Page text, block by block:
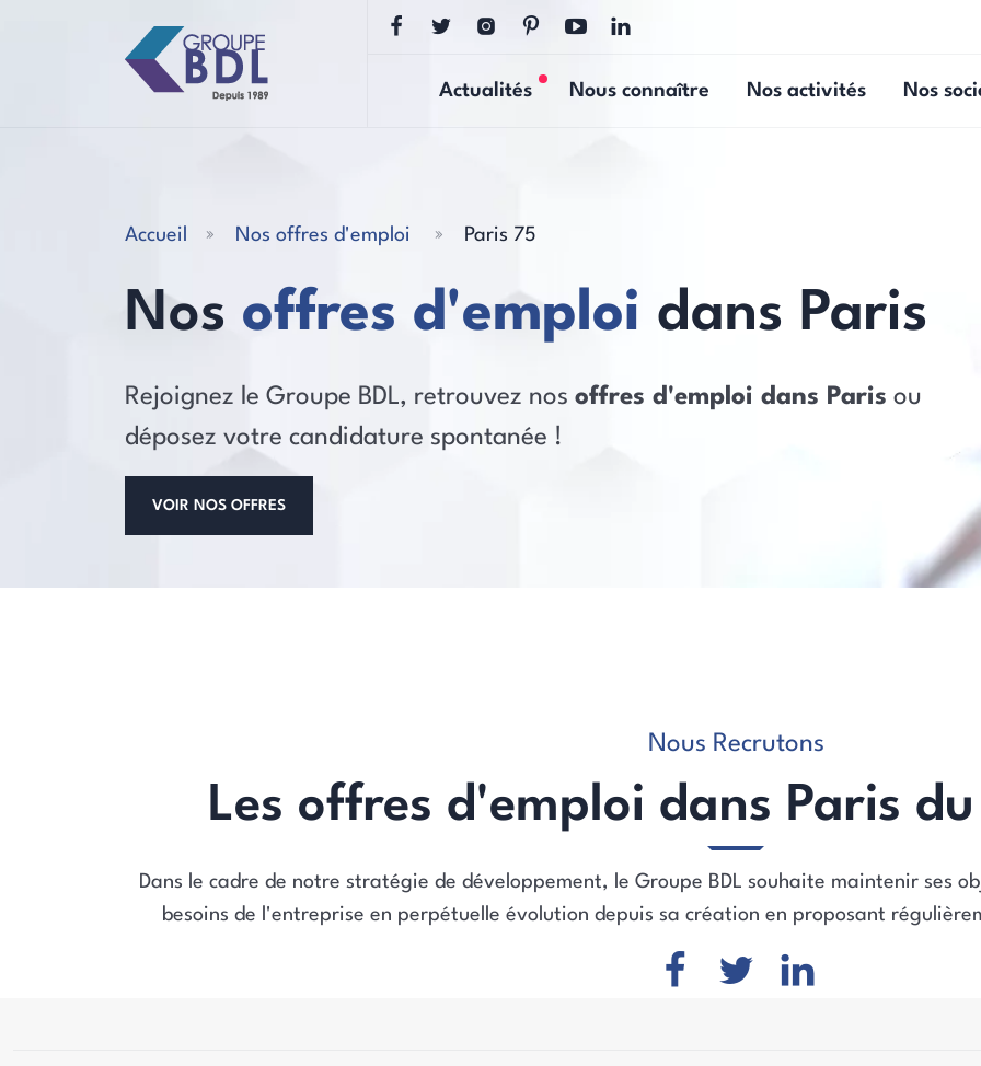
Actualités Nouvelles actualités
Nous connaître Nos activités Nos
Accueil Nos offres d'emploi Paris 75
Nos offres d'emploi dans Paris
Rejoignez le Groupe BDL, retrouvez nos offres d'emploi dans Paris ou
déposez votre candidature spontanée !
VOIR NOS OFFRES
Nous Recrutons
Les offres d'emploi dans Paris du
Dans le cadre de notre stratégie de développement, le Groupe BDL souhaite maintenir ses
besoins de l'entreprise en perpétuelle évolution depuis sa création en proposant